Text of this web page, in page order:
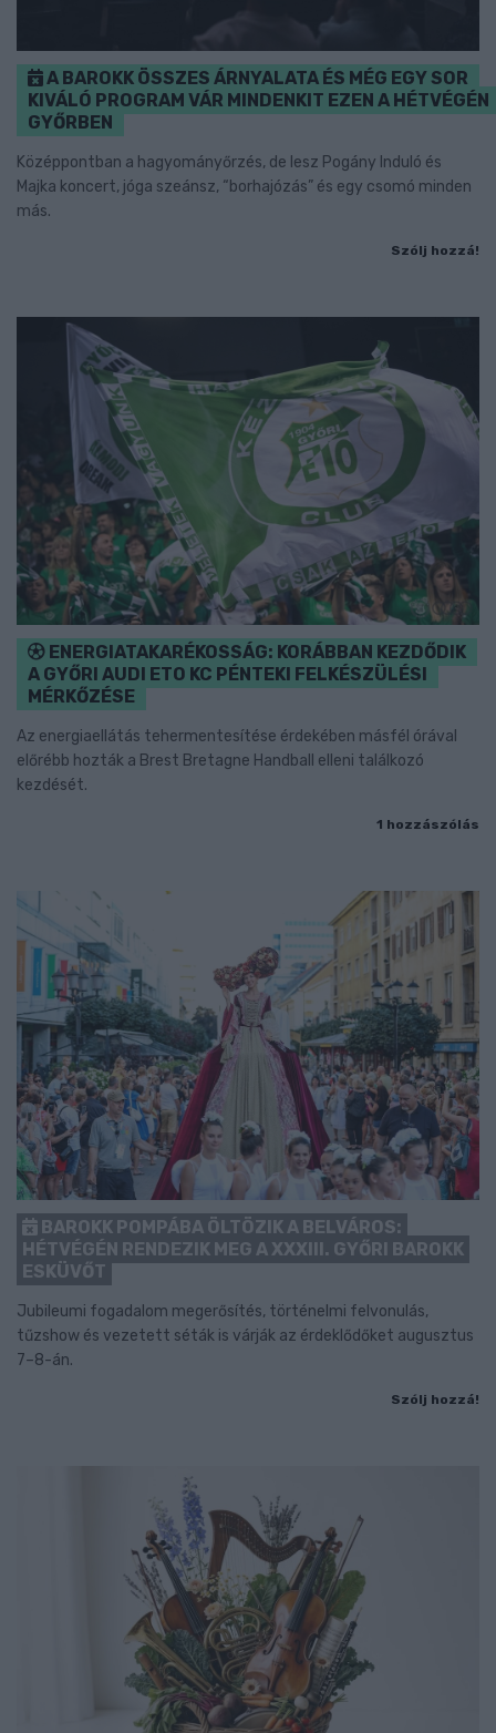
A BAROKK ÖSSZES ÁRNYALATA ÉS MÉG EGY SOR
KIVÁLÓ PROGRAM VÁR MINDENKIT EZEN A HÉTVÉGÉN
GYŐRBEN
Középpontban a hagyományőrzés, de lesz Pogány Induló és
Majka koncert, jóga szeánsz, “borhajózás” és egy csomó minden
más.
Szólj hozzá!
ENERGIATAKARÉKOSSÁG: KORÁBBAN KEZDŐDIK
A GYŐRI AUDI ETO KC PÉNTEKI FELKÉSZÜLÉSI
MÉRKŐZÉSE
Az energiaellátás tehermentesítése érdekében másfél órával
előrébb hozták a Brest Bretagne Handball elleni találkozó
kezdését.
1 hozzászólás
BAROKK POMPÁBA ÖLTÖZIK A BELVÁROS:
HÉTVÉGÉN RENDEZIK MEG A XXXIII. GYŐRI BAROKK
ESKÜVŐT
Jubileumi fogadalom megerősítés, történelmi felvonulás,
tűzshow és vezetett séták is várják az érdeklődőket augusztus
7–8-án.
Szólj hozzá!